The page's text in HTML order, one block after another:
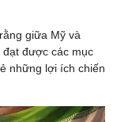
giữa Mỹ và
đạt được các mục
những lợi ích chiến